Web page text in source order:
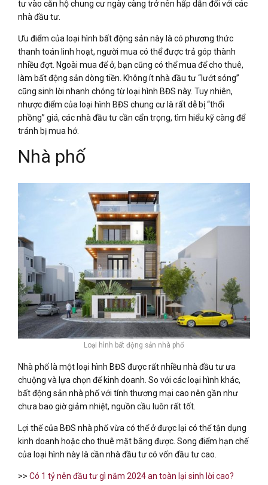
tư vào căn hộ chung cư ngày càng trở nên hấp dẫn đối với các
nhà đầu tư.
Ưu điểm của loại hình bất động sản này là có phương thức
thanh toán linh hoạt, người mua có thể được trả góp thành
nhiều đợt. Ngoài mua để ở, bạn cũng có thể mua để cho thuê,
làm bất động sản dòng tiền. Không ít nhà đầu tư “lướt sóng”
cũng sinh lời nhanh chóng từ loại hình BĐS này. Tuy nhiên,
nhược điểm của loại hình BĐS chung cư là rất dễ bị “thổi
phồng” giá, các nhà đầu tư cần cẩn trọng, tìm hiểu kỹ càng để
tránh bị mua hớ.
Nhà phố
Loại hình bất động sản nhà phố
Nhà phố là một loại hình BĐS được rất nhiều nhà đầu tư ưa
chuộng và lựa chọn để kinh doanh. So với các loại hình khác,
bất động sản nhà phố với tính thương mại cao nên gần như
chưa bao giờ giảm nhiệt, nguồn cầu luôn rất tốt.
Lợi thế của BĐS nhà phố vừa có thể ở được lại có thể tận dụng
kinh doanh hoặc cho thuê mặt bằng được. Song điểm hạn chế
của loại hình này là cần nhà đầu tư có vốn đầu tư cao.
>> Có 1 tỷ nên đầu tư gì năm 2024 an toàn lại sinh lời cao?